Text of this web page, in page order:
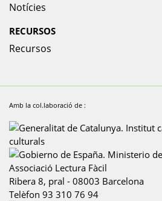
Notícies
RECURSOS
Recursos
Amb la col.laboració de :
Associació Lectura Fàcil
Ribera 8, pral - 08003 Barcelona
Telèfon 93 310 76 94